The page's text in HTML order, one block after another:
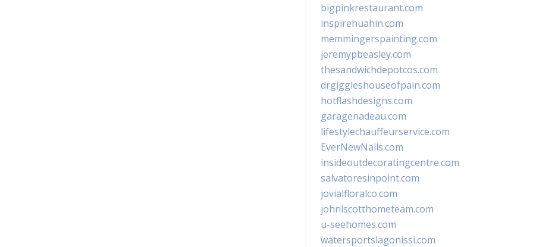
bigpinkrestaurant.com
inspirehuahin.com
memmingerspainting.com
jeremypbeasley.com
thesandwichdepotcos.com
drgiggleshouseofpain.com
hotflashdesigns.com
garagenadeau.com
lifestylechauffeurservice.com
EverNewNails.com
insideoutdecoratingcentre.com
salvatoresinpoint.com
jovialfloralco.com
johnlscotthometeam.com
u-seehomes.com
watersportslagonissi.com